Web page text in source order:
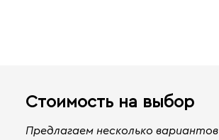
Стоимость на выбор
Предлагаем несколько вариантов